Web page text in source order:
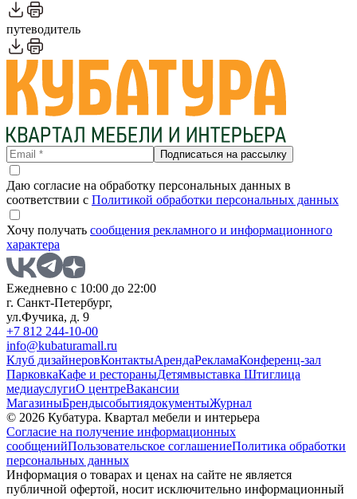
путеводитель
Подписаться на рассылку
Даю согласие на обработку персональных данных в
соответствии с Политикой обработки персональных данных
Хочу получать сообщения рекламного и информационного
характера
Ежедневно с 10:00 до 22:00
г. Санкт-Петербург,
ул.Фучика, д. 9
+7 812 244-10-00
info@kubaturamall.ru
Клуб дизайнеровКонтактыАрендаРекламаКонференц-зал
ПарковкаКафе и рестораныДетямвыставка Штиглица
медиауслугиО центреВакансии
МагазиныБрендысобытиядокументыЖурнал
© 2026 Кубатура. Квартал мебели и интерьера
Согласие на получение информационных
сообщенийПользовательское соглашениеПолитика обработки
персональных данных
Информация о товарах и ценах на сайте не является
публичной офертой, носит исключительно информационный